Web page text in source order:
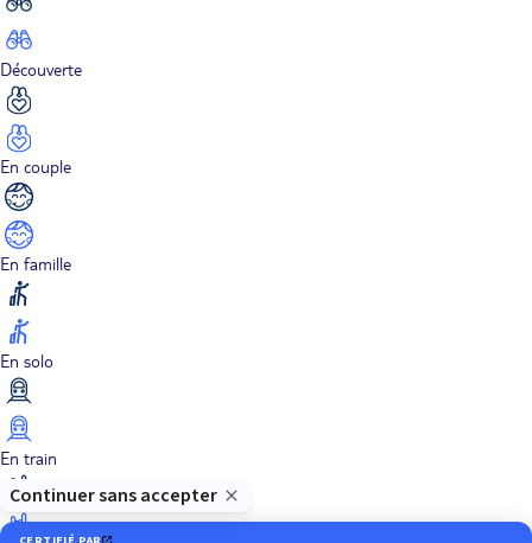
Découverte
En couple
En famille
En solo
En train